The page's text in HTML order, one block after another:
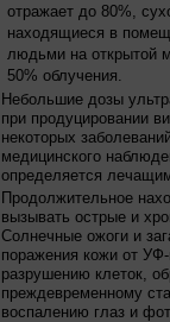
отражает до 80%,
находящиеся в
людьми на открытой
50% облучения.
Небольшие дозы
при продуцировании
некоторых
медицинского
определяется
Продолжительное
вызывать острые и
Солнечные ожоги и
поражения кожи от
разрушению клеток,
преждевременному
воспалению глаз и